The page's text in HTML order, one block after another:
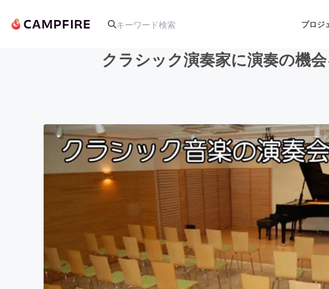
プロジ
アート・写真 音楽
テクノロジー・ガジェット ゲーム・
映像・映画 書籍・雑誌
ビジネス・起業 チャレンジ
まちづくり・地域活性化
クラシック演奏家に演奏の機